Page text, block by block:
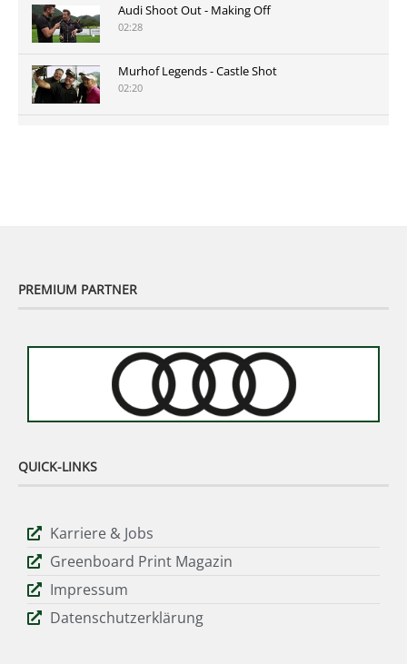
Audi Shoot Out - Making Off
02:28
Murhof Legends - Castle Shot
02:20
PREMIUM PARTNER
QUICK-LINKS
Karriere & Jobs
Greenboard Print Magazin
Impressum
Datenschutzerklärung